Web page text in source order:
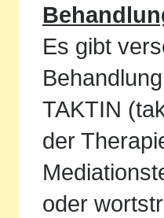
Es gibt
TAKTIN
der
oder